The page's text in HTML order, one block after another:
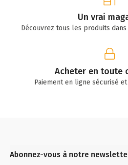
Un vrai
Découvrez tous les produits dans
Acheter en toute
Paiement en ligne sécurisé
Abonnez-vous à notre